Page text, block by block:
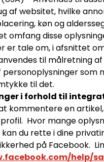
af websitet, hvilke
køn og
omfang disse
er tale om, i afsnittet
til målretning
som
til det.
i forhold til
kommentere en
Hvor mange
du rette i dine
på Facebook.
help/